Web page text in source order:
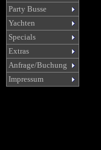
Party Busse
Yachten
Specials
Extras
Anfrage/Buchung
Impressum